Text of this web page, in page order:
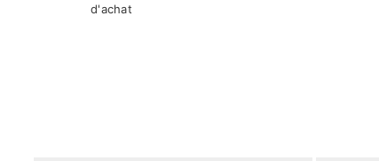
d'achat